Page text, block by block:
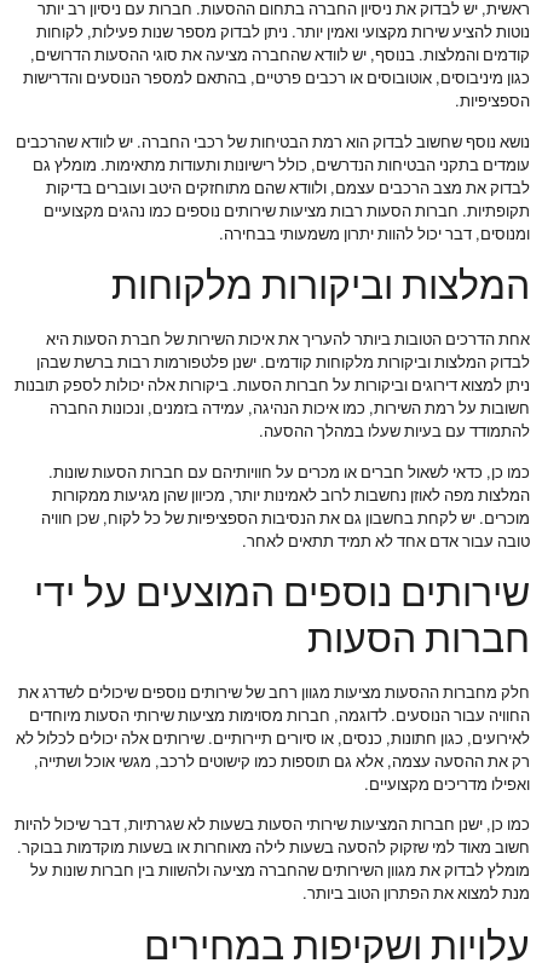
ראשית, יש לבדוק את ניסיון החברה בתחום ההסעות. חברות עם ניסיון רב יותר
נוטות להציע שירות מקצועי ואמין יותר. ניתן לבדוק מספר שנות פעילות, לקוחות
קודמים והמלצות. בנוסף, יש לוודא שהחברה מציעה את סוגי ההסעות הדרושים,
כגון מיניבוסים, אוטובוסים או רכבים פרטיים, בהתאם למספר הנוסעים והדרישות
הספציפיות.
נושא נוסף שחשוב לבדוק הוא רמת הבטיחות של רכבי החברה. יש לוודא שהרכבים
עומדים בתקני הבטיחות הנדרשים, כולל רישיונות ותעודות מתאימות. מומלץ גם
לבדוק את מצב הרכבים עצמם, ולוודא שהם מתוחזקים היטב ועוברים בדיקות
תקופתיות. חברות הסעות רבות מציעות שירותים נוספים כמו נהגים מקצועיים
ומנוסים, דבר יכול להוות יתרון משמעותי בבחירה.
המלצות וביקורות מלקוחות
אחת הדרכים הטובות ביותר להעריך את איכות השירות של חברת הסעות היא
לבדוק המלצות וביקורות מלקוחות קודמים. ישנן פלטפורמות רבות ברשת שבהן
ניתן למצוא דירוגים וביקורות על חברות הסעות. ביקורות אלה יכולות לספק תובנות
חשובות על רמת השירות, כמו איכות הנהיגה, עמידה בזמנים, ונכונות החברה
להתמודד עם בעיות שעלו במהלך ההסעה.
כמו כן, כדאי לשאול חברים או מכרים על חוויותיהם עם חברות הסעות שונות.
המלצות מפה לאוזן נחשבות לרוב לאמינות יותר, מכיוון שהן מגיעות ממקורות
מוכרים. יש לקחת בחשבון גם את הנסיבות הספציפיות של כל לקוח, שכן חוויה
טובה עבור אדם אחד לא תמיד תתאים לאחר.
שירותים נוספים המוצעים על ידי
חברות הסעות
חלק מחברות ההסעות מציעות מגוון רחב של שירותים נוספים שיכולים לשדרג את
החוויה עבור הנוסעים. לדוגמה, חברות מסוימות מציעות שירותי הסעות מיוחדים
לאירועים, כגון חתונות, כנסים, או סיורים תיירותיים. שירותים אלה יכולים לכלול לא
רק את ההסעה עצמה, אלא גם תוספות כמו קישוטים לרכב, מגשי אוכל ושתייה,
ואפילו מדריכים מקצועיים.
כמו כן, ישנן חברות המציעות שירותי הסעות בשעות לא שגרתיות, דבר שיכול להיות
חשוב מאוד למי שזקוק להסעה בשעות לילה מאוחרות או בשעות מוקדמות בבוקר.
מומלץ לבדוק את מגוון השירותים שהחברה מציעה ולהשוות בין חברות שונות על
מנת למצוא את הפתרון הטוב ביותר.
עלויות ושקיפות במחירים